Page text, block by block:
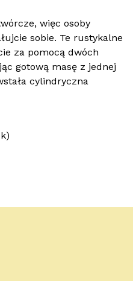
więc osoby
sobie. Te rustykalne
za pomocą dwóch
gotową masę z jednej
cylindryczna